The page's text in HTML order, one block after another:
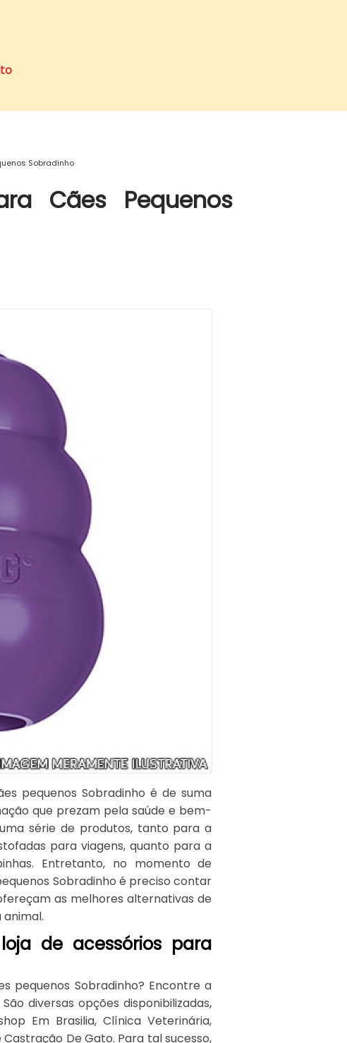
Sobradinho
Cães Pequenos
pequenos Sobradinho é de suma
que prezam pela saúde e bem-
série de produtos, tanto para a
para viagens, quanto para a
Entretanto, no momento de
Sobradinho é preciso contar
as melhores alternativas de
de acessórios para
pequenos Sobradinho? Encontre a
diversas opções disponibilizadas,
Em Brasilia, Clínica Veterinária,
De Gato. Para tal sucesso,